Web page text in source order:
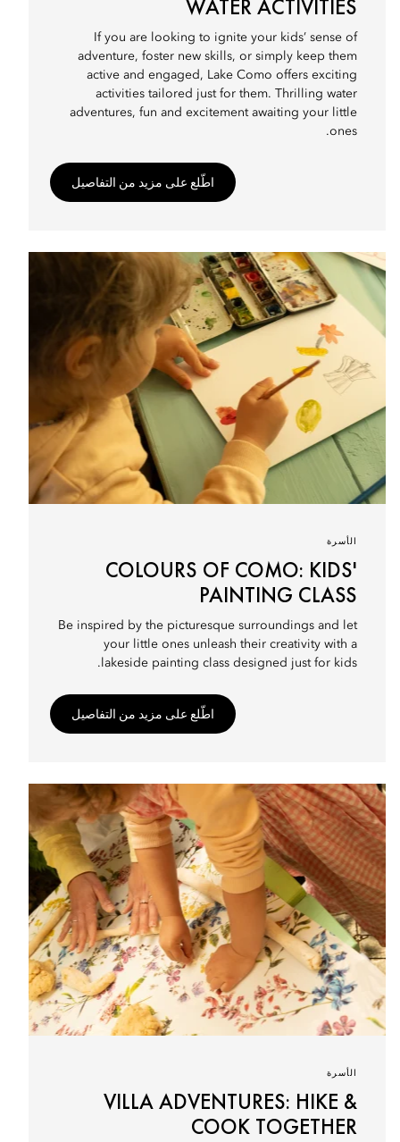
WATER ACTIVITIES
If you are looking to ignite your kids’ sense of
adventure, foster new skills, or simply keep them
active and engaged, Lake Como offers exciting
activities tailored just for them. Thrilling water
adventures, fun and excitement awaiting your little
ones.
اطّلع على مزيد من التفاصيل
الأسرة
COLOURS OF COMO: KIDS'
PAINTING CLASS
Be inspired by the picturesque surroundings and let
your little ones unleash their creativity with a
lakeside painting class designed just for kids.
اطّلع على مزيد من التفاصيل
الأسرة
VILLA ADVENTURES: HIKE &
COOK TOGETHER